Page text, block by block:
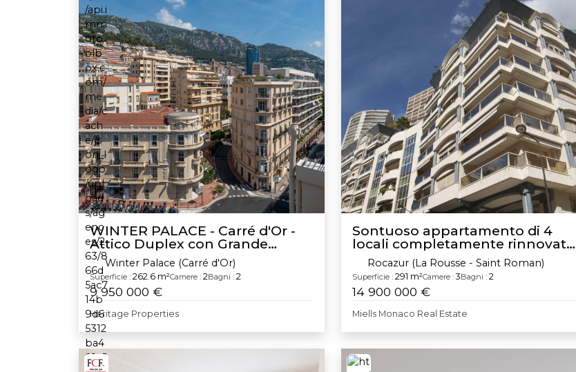
WINTER PALACE - Carré d'Or -
Attico Duplex con Grande
Potenziale di Ristrutturazione
Winter Palace (Carré d'Or)
Superficie : 262.6 m²Camere : 2Bagni : 2
9 950 000 €
Heritage Properties
Sontuoso appartamento di 4
locali completamente rinnovato
| Terrazza di 95m²
Rocazur (La Rousse - Saint Roman)
Superficie : 291 m²Camere : 3Bagni : 2
14 900 000 €
Miells Monaco Real Estate